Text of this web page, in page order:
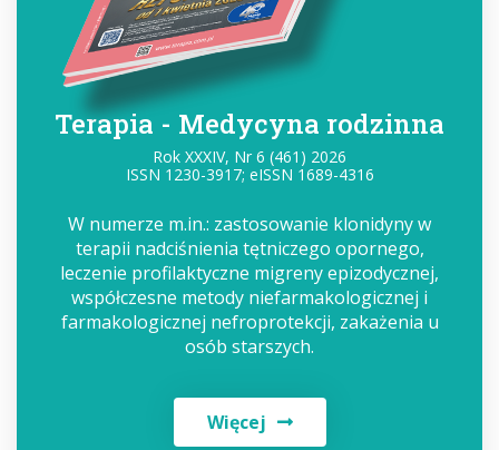
Terapia - Medycyna rodzinna
Rok XXXIV, Nr 6 (461) 2026
ISSN 1230-3917; eISSN 1689-4316
W numerze m.in.: zastosowanie klonidyny w
terapii nadciśnienia tętniczego opornego,
leczenie profilaktyczne migreny epizodycznej,
współczesne metody niefarmakologicznej i
farmakologicznej nefroprotekcji, zakażenia u
osób starszych.
Więcej